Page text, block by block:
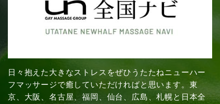
日々抱えた大きなストレスをぜひうたたねニューハー
フマッサージで癒していただければと思います。東
京、大阪、名古屋、福岡、仙台、広島、札幌と日本全